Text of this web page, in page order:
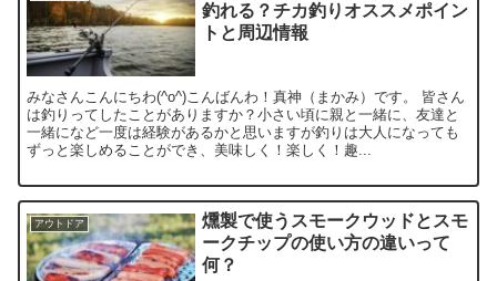
釣れる？チカ釣りオススメポイン
トと周辺情報
みなさんこんにちわ(^o^)こんばんわ！真神（まかみ）です。 皆さん
は釣りってしたことがありますか？小さい頃に親と一緒に、友達と
一緒になど一度は経験があるかと思いますが釣りは大人になっても
ずっと楽しめることができ、美味しく！楽しく！趣...
アウトドア
燻製で使うスモークウッドとスモ
ークチップの使い方の違いって
何？